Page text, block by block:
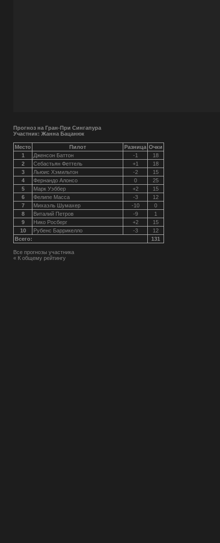
Прогноз на Гран-При Сингапура
Участник: Жанна Бацанюк
Место Пилот Разница Очки
1
Дженсон Баттон -1
18
2
Себастьян Феттель +1
18
3
Льюис Хэмильтон -2
15
4
Фернандо Алонсо 0
25
5
Марк Уэббер +2
15
6
Фелипе Масса -3
12
7
Михаэль Шумахер -10
0
8
Виталий Петров -9
1
9
Нико Росберг +2
15
10
Рубенс Баррикелло -3
12
Всего:
131
Все прогнозы участника
« К общему рейтингу